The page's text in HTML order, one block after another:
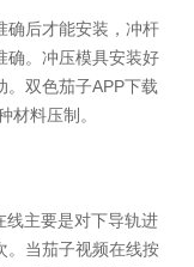
才能安装，冲杆
。冲压模具安装好
。双色茄子APP下载
料压制。
线主要是对下导轨进
。当茄子视频在线按